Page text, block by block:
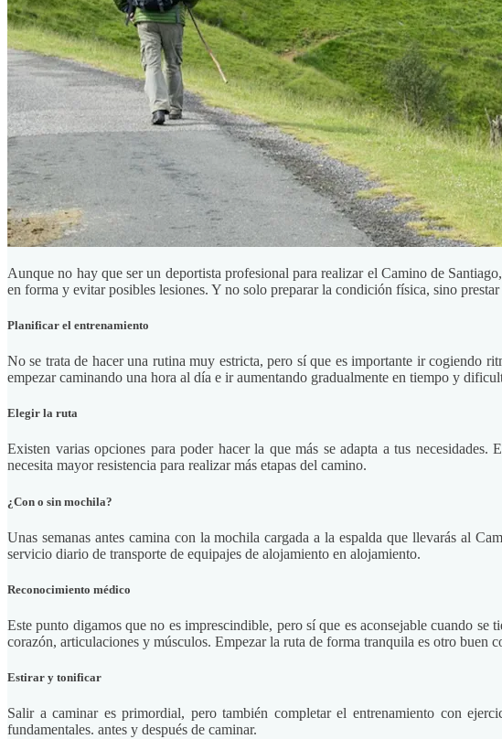
Aunque no hay que ser un deportista profesional para realizar el Camino de
en forma y evitar posibles lesiones. Y no solo preparar la condición física, sino
Planificar el entrenamiento
No se trata de hacer una rutina muy estricta, pero sí que es importante ir cogiendo
empezar caminando una hora al día e ir aumentando gradualmente en tiempo y
Elegir la ruta
Existen varias opciones para poder hacer la que más se adapta a tus
necesita mayor resistencia para realizar más etapas del camino.
¿Con o sin mochila?
Unas semanas antes camina con la mochila cargada a la espalda que llevarás al
servicio diario de transporte de equipajes de alojamiento en alojamiento.
Reconocimiento médico
Este punto digamos que no es imprescindible, pero sí que es aconsejable cuando
corazón, articulaciones y músculos. Empezar la ruta de forma tranquila es otro buen
Estirar y tonificar
Salir a caminar es primordial, pero también completar el entrenamiento con
fundamentales. antes y después de caminar.